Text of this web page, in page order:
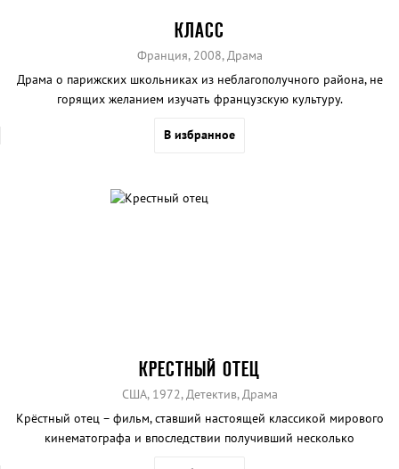
КЛАСС
Франция, 2008, Драма
Драма о парижских школьниках из неблагополучного района, не
горящих желанием изучать французскую культуру.
В избранное
КРЕСТНЫЙ ОТЕЦ
США, 1972, Детектив, Драма
Крёстный отец – фильм, ставший настоящей классикой мирового
кинематографа и впоследствии получивший несколько